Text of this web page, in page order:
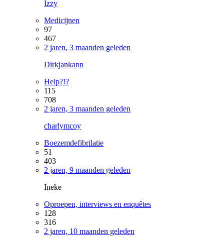
Izzy
Medicijnen
97
467
2 jaren, 3 maanden geleden
Dirkjankann
Help?!?
115
708
2 jaren, 3 maanden geleden
charlymcoy
Boezemdefibrilatie
51
403
2 jaren, 9 maanden geleden
Ineke
Oproepen, interviews en enquêtes
128
316
2 jaren, 10 maanden geleden